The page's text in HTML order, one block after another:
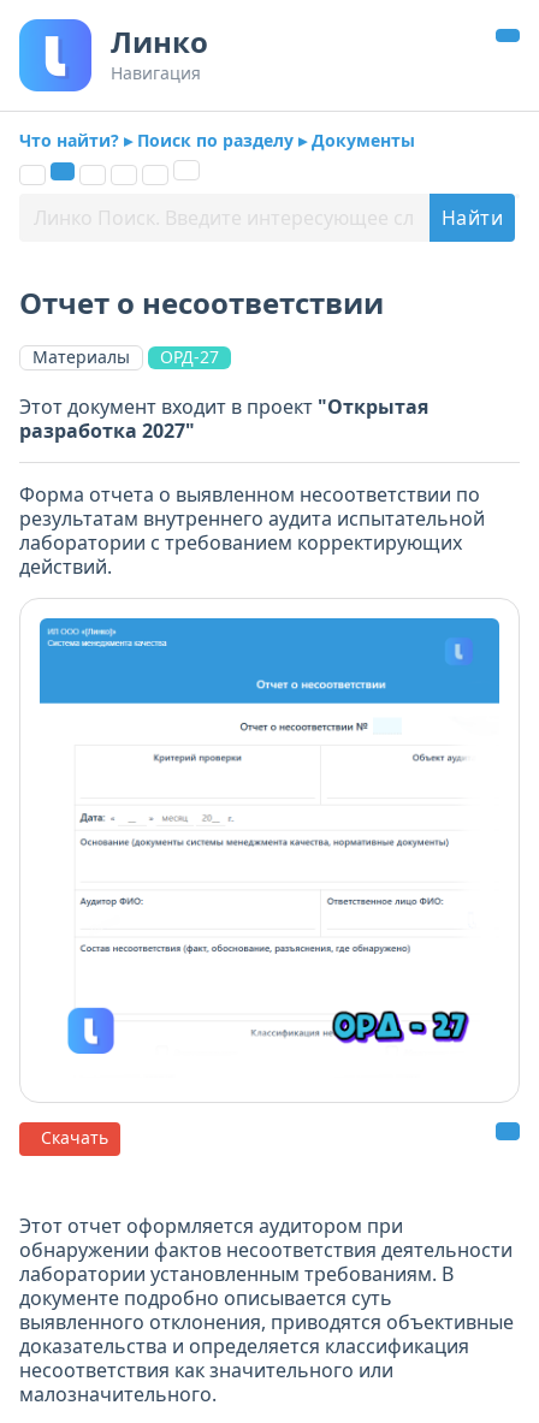
Линко
Навигация
Что найти? ▸ Поиск по разделу ▸ Документы
Отчет о несоответствии
Материалы ОРД-27
Этот документ входит в проект "Открытая
разработка 2027"
Форма отчета о выявленном несоответствии по
результатам внутреннего аудита испытательной
лаборатории с требованием корректирующих
действий.
Скачать
Этот отчет оформляется аудитором при
обнаружении фактов несоответствия деятельности
лаборатории установленным требованиям. В
документе подробно описывается суть
выявленного отклонения, приводятся объективные
доказательства и определяется классификация
несоответствия как значительного или
малозначительного.